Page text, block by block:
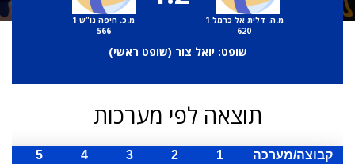
מ.ה. דלית אל כרמל 1
620
מ.כ. חיפה נו"ש 1
566
שופט: יואל צור (שופט ראשי)
תוצאה לפי מערכות
קבוצה/מערכה 1
2
3
4
5